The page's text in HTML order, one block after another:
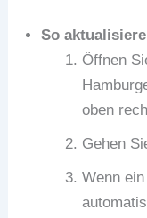
So
Öffnen
oben
Gehen
Wenn